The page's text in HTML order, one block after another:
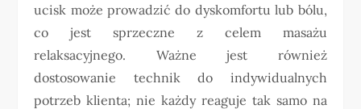
ucisk może prowadzić do dyskomfortu lub bólu,
co jest sprzeczne z celem masażu
relaksacyjnego. Ważne jest również
dostosowanie technik do indywidualnych
potrzeb klienta; nie każdy reaguje tak samo na